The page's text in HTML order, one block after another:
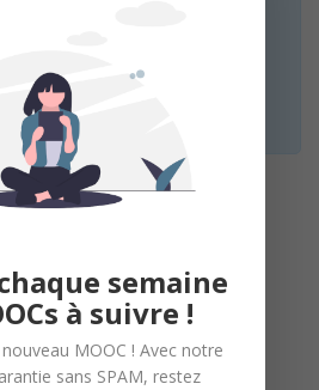
vers la page web des
et coach – Diplômée d’Ecole
Commerce
semaine
à suivre !
MOOC ! Avec notre
sans SPAM, restez